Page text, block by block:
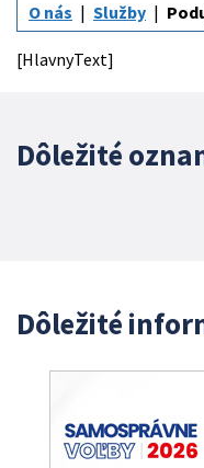
O nás Služby
[HlavnyText]
Dôležité
Dôležité